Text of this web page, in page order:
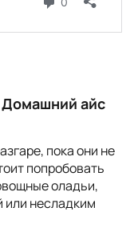
Домашний айс
пока они не
попробовать
оладьи,
или несладким